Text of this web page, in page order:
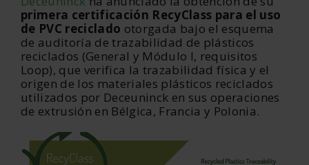
primera certificación RecyClass para el uso
de PVC reciclado otorgada bajo el esquema
de auditoría de trazabilidad de plásticos
reciclados (General y Módulo I, requisitos
Loop), que verifica la trazabilidad física y el
origen de los materiales plásticos reciclados
utilizados por Deceuninck en sus operaciones
de extrusión en Bélgica, Francia y Polonia.